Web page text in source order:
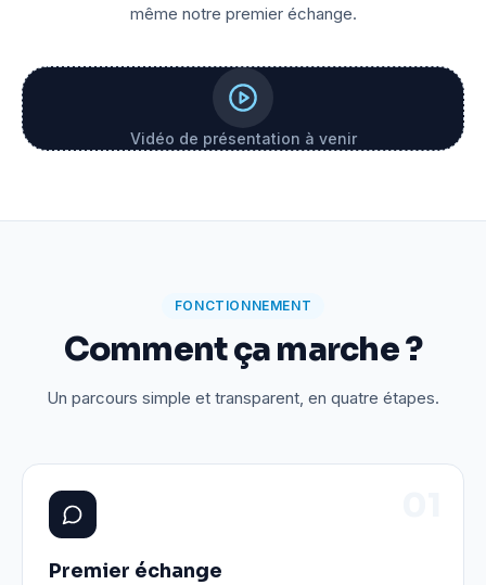
même notre premier échange.
Vidéo de présentation à venir
FONCTIONNEMENT
Comment ça marche ?
Un parcours simple et transparent, en quatre étapes.
Premier échange